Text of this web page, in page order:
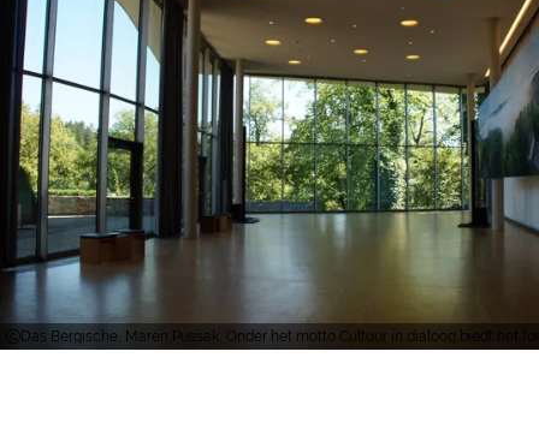
Das Bergische, Maren Pussak, Onder het motto Cultuur in dialoog biedt het